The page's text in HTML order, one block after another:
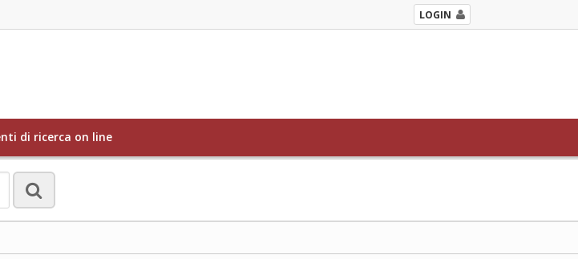
LOGIN
di ricerca on line